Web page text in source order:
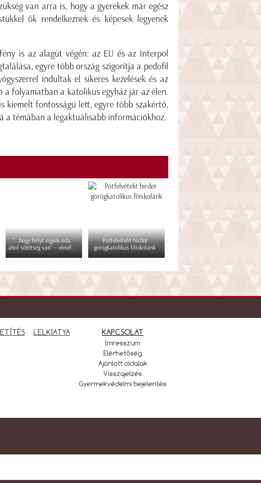
van arra is, hogy a gyerekek már egész
ők rendelkeznek és képesek legyenek
is az alagút végén: az EU és az Interpol
egyre több ország szigorítja a pedofil
indultak el sikeres kezelések és az
a folyamatban a katolikus egyház jár az élen.
kiemelt fontosságú lett, egyre több szakértő,
a témában a legaktuálisabb információkhoz.
"...hogy fényt vigyek oda,
ahol sötétség van" – elmél...
Pótfelvételit hirdet
görögkatolikus főiskolánk
LELKIATYA KAPCSOLAT
Imresszum
Elérhetőség
Ajánlott oldalak
Visszajelzés
Gyermekvédelmi bejelentés